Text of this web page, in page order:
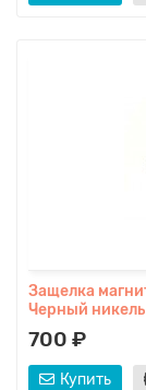
Защелка
Черный никель
700 ₽
Купить